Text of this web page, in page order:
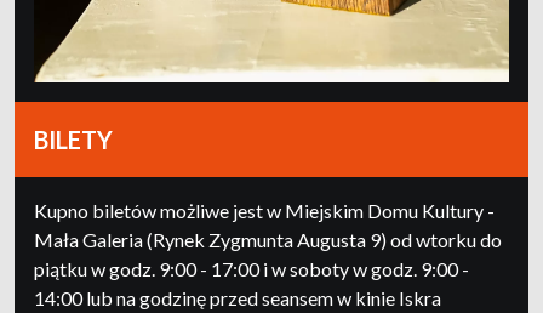
BILETY
Kupno biletów możliwe jest w Miejskim Domu Kultury -
Mała Galeria (Rynek Zygmunta Augusta 9) od wtorku do
piątku w godz. 9:00 - 17:00 i w soboty w godz. 9:00 -
14:00 lub na godzinę przed seansem w kinie Iskra